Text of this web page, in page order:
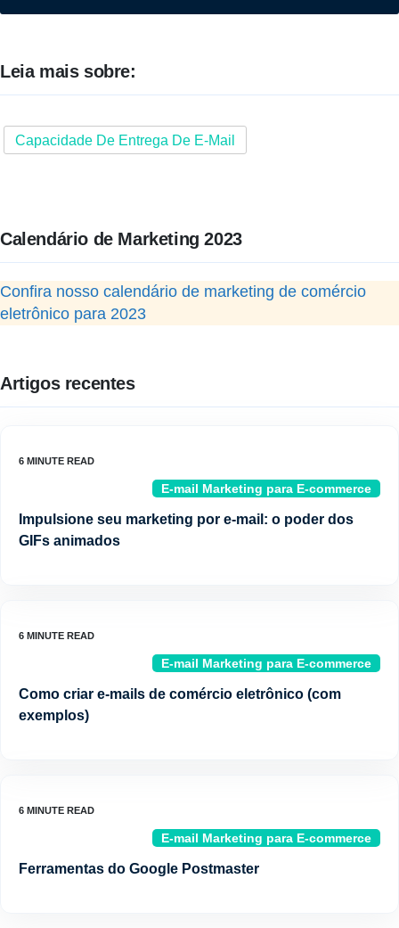
Leia mais sobre:
Capacidade De Entrega De E-Mail
Calendário de Marketing 2023
Confira nosso calendário de marketing de comércio
eletrônico para 2023
Artigos recentes
E-mail Marketing para E-commerce
Impulsione seu marketing por e-mail: o poder dos
GIFs animados
E-mail Marketing para E-commerce
Como criar e-mails de comércio eletrônico (com
exemplos)
E-mail Marketing para E-commerce
Ferramentas do Google Postmaster